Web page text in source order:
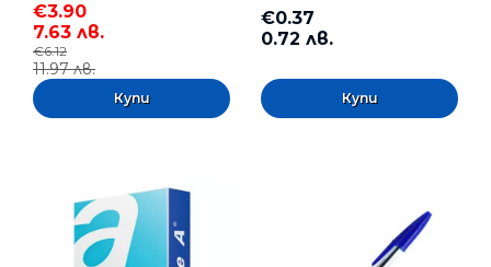
€3.90
7.63 лв.
€6.12
11.97 лв.
€0.37
0.72 лв.